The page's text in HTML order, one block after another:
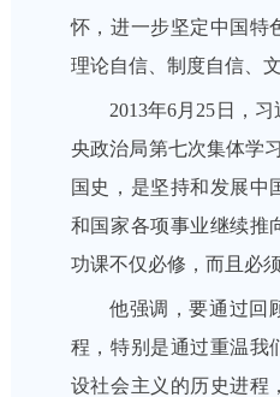
怀，进一步坚定中国特
理论自信、制度自信、文
2013年6月25日，
央政治局第七次集体学
国史，是坚持和发展中
和国家各项事业继续推
功课不仅必修，而且必
他强调，要通过回
程，特别是通过重温我
设社会主义的历史进程